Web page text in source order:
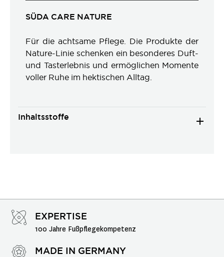
SÜDA CARE NATURE
Für die achtsame Pflege. Die Produkte der
Nature-Linie schenken ein besonderes Duft-
und Tasterlebnis und ermöglichen Momente
voller Ruhe im hektischen Alltag.
Inhaltsstoffe
EXPERTISE
100 Jahre Fußpflegekompetenz
MADE IN GERMANY